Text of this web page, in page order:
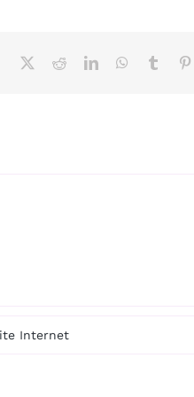
Facebook RedditLinkedInWhatsApp
Tumblr